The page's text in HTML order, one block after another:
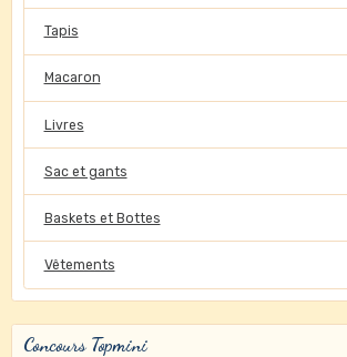
Tapis
Macaron
Livres
Sac et gants
Baskets et Bottes
Vêtements
Concours Topmini